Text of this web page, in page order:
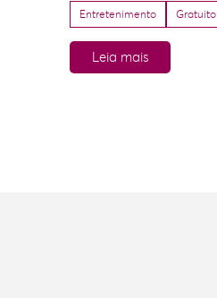
Entretenimento Gratuito
Leia mais